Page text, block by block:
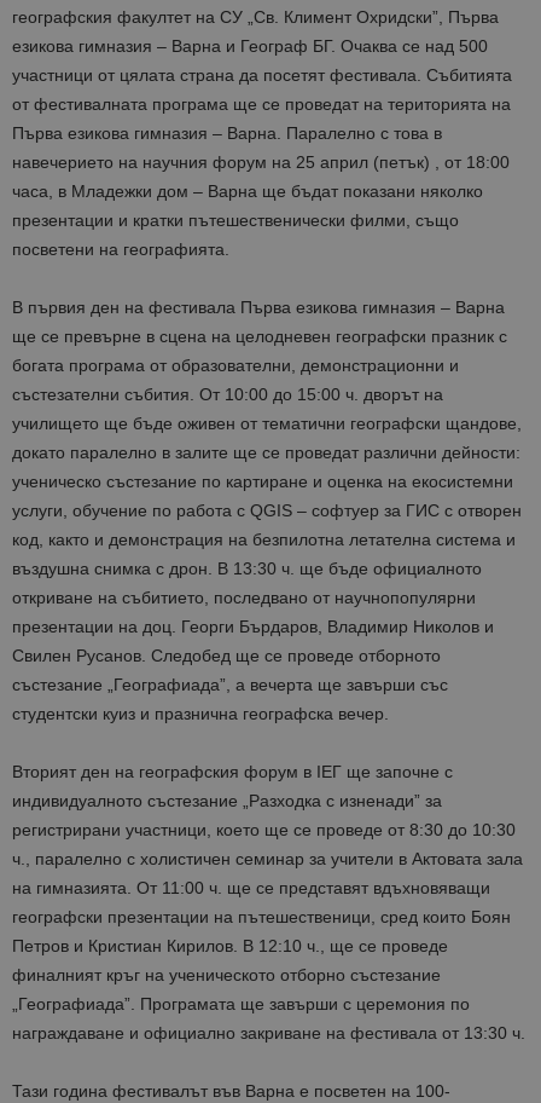
географския факултет на СУ „Св. Климент Охридски”, Първа
езикова гимназия – Варна и Географ БГ. Очаква се над 500
участници от цялата страна да посетят фестивала. Събитията
от фестивалната програма ще се проведат на територията на
Първа езикова гимназия – Варна. Паралелно с това в
навечерието на научния форум на 25 април (петък) , от 18:00
часа, в Младежки дом – Варна ще бъдат показани няколко
презентации и кратки пътешественически филми, също
посветени на географията.
В първия ден на фестивала Първа езикова гимназия – Варна
ще се превърне в сцена на целодневен географски празник с
богата програма от образователни, демонстрационни и
състезателни събития. От 10:00 до 15:00 ч. дворът на
училището ще бъде оживен от тематични географски щандове,
докато паралелно в залите ще се проведат различни дейности:
ученическо състезание по картиране и оценка на екосистемни
услуги, обучение по работа с QGIS – софтуер за ГИС с отворен
код, както и демонстрация на безпилотна летателна система и
въздушна снимка с дрон. В 13:30 ч. ще бъде официалното
откриване на събитието, последвано от научнопопулярни
презентации на доц. Георги Бърдаров, Владимир Николов и
Свилен Русанов. Следобед ще се проведе отборното
състезание „Географиада”, а вечерта ще завърши със
студентски куиз и празнична географска вечер.
Вторият ден на географския форум в IЕГ ще започне с
индивидуалното състезание „Разходка с изненади” за
регистрирани участници, което ще се проведе от 8:30 до 10:30
ч., паралелно с холистичен семинар за учители в Актовата зала
на гимназията. От 11:00 ч. ще се представят вдъхновяващи
географски презентации на пътешественици, сред които Боян
Петров и Кристиан Кирилов. В 12:10 ч., ще се проведе
финалният кръг на ученическото отборно състезание
„Географиада”. Програмата ще завърши с церемония по
награждаване и официално закриване на фестивала от 13:30 ч.
Тази година фестивалът във Варна е посветен на 100-